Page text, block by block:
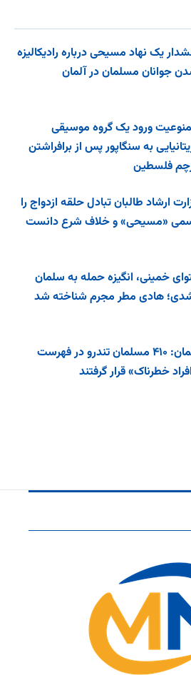
یک نهاد مسیحی درباره رادیکالیزه
جوانان مسلمان در آلمان
ورود یک گروه موسیقی
به سنگاپور پس از برافراشتن
فلسطین
ارشاد طالبان تبادل حلقه ازدواج را
«مسیحی» و خلاف شرع دانست
خمینی، انگیزه حمله به سلمان
هادی مطر مجرم شناخته شد
آلمان: ۴۱۰ مسلمان تندرو در فهرست
خطرناک» قرار گرفتند